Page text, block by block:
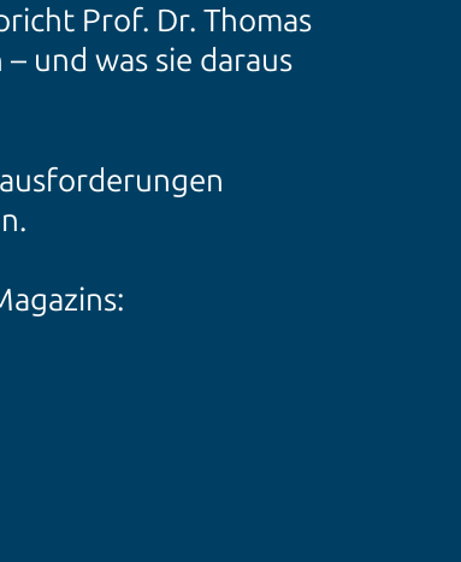
Prof. Dr. Thomas
und was sie daraus